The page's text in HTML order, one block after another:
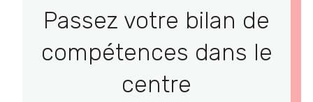
Passez votre bilan de
compétences dans le
centre